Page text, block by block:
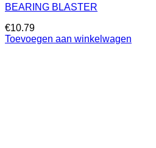
BEARING BLASTER
€10.79
Toevoegen aan winkelwagen